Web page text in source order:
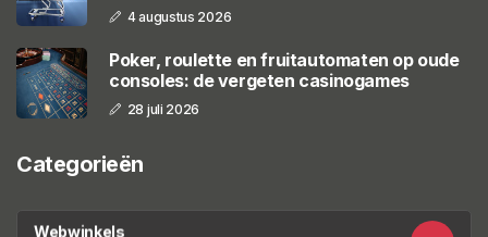
4 augustus 2026
Poker, roulette en fruitautomaten op oude
consoles: de vergeten casinogames
28 juli 2026
Categorieën
Webwinkels